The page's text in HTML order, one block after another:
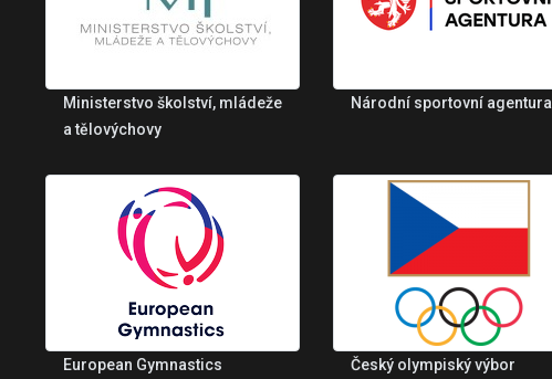
Ministerstvo školství, mládeže
a tělovýchovy
Národní sportovní agentura
European Gymnastics Český olympiský výbor